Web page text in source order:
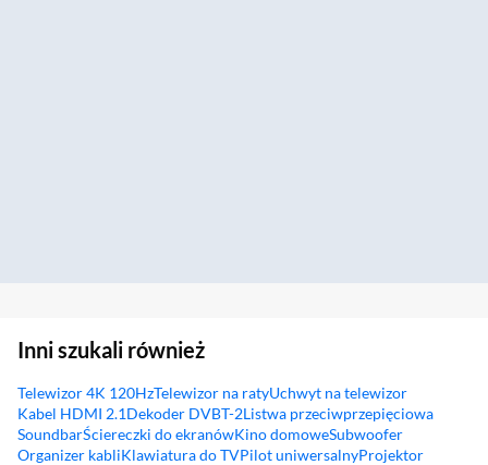
Inni szukali również
Telewizor 4K 120HzTelewizor na ratyUchwyt na telewizor
Kabel HDMI 2.1Dekoder DVBT-2Listwa przeciwprzepięciowa
SoundbarŚciereczki do ekranówKino domoweSubwoofer
Organizer kabliKlawiatura do TVPilot uniwersalnyProjektor